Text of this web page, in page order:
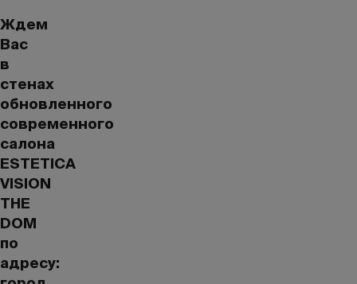
Ждем
Вас
в
стенах
обновленного
современного
салона
ESTETICA
VISION
THE
DOM
по
адресу: